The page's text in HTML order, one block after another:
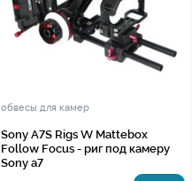
обвесы для камер
Sony A7S Rigs W Mattebox
Follow Focus - риг под камеру
Sony a7